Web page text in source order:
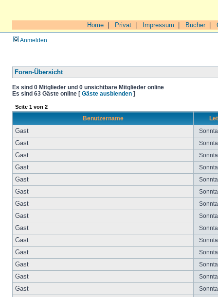
Home Privat Impressum Bücher|
Anmelden
Foren-Übersicht
Es sind 0 Mitglieder und 0 unsichtbare Mitglieder online
Es sind 63 Gäste online [ Gäste ausblenden ]
Seite 1 von 2
Benutzername
Gast
Gast
Gast
Gast
Gast
Gast
Gast
Gast
Gast
Gast
Gast
Gast
Gast
Gast